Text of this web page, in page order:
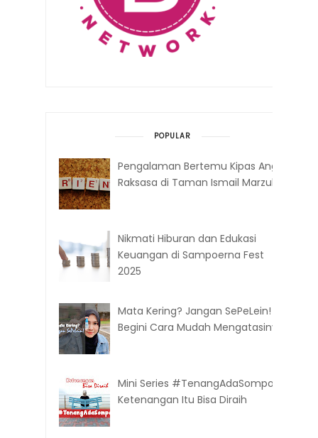
POPULAR
Pengalaman Bertemu Kipas Angin
Raksasa di Taman Ismail Marzuki
Nikmati Hiburan dan Edukasi
Keuangan di Sampoerna Fest
2025
Mata Kering? Jangan SePeLein!
Begini Cara Mudah Mengatasinya
Mini Series #TenangAdaSompo:
Ketenangan Itu Bisa Diraih